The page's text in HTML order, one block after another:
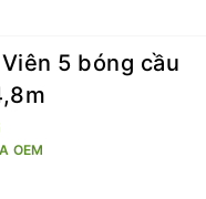
5 bóng cầu
OEM